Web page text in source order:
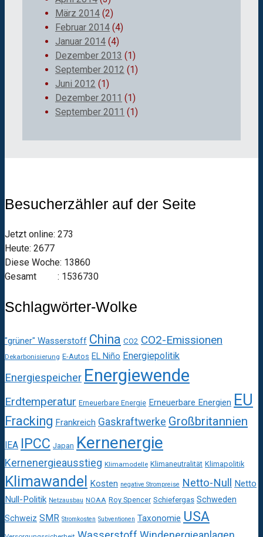
März 2014 (2)
Februar 2014 (4)
Januar 2014 (4)
Dezember 2013 (1)
September 2012 (1)
Juni 2012 (1)
Dezember 2011 (1)
September 2011 (1)
Besucherzähler auf der Seite
Jetzt online: 273
Heute: 2677
Diese Woche: 13860
Gesamt : 1536730
Schlagwörter-Wolke
"grüner" Wasserstoff China CO2 CO2-Emissionen
Dekarbonisierung E-Autos EL Niño Energiepolitik
Energiespeicher Energiewende
Erdtemperatur Erneuerbare Energie Erneuerbare Energien EU
Fracking Frankreich Gaskraftwerke Großbritannien
IEA IPCC Japan Kernenergie
Kernenergieausstieg Klimamodelle Klimaneutralität Klimapolitik
Klimawandel Kosten negative Strompreise Netto-Null Netto
Null-Politik Netzausbau NOAA Roy Spencer Schiefergas Schweden
Schweiz SMR Stromkosten Subventionen Taxonomie USA